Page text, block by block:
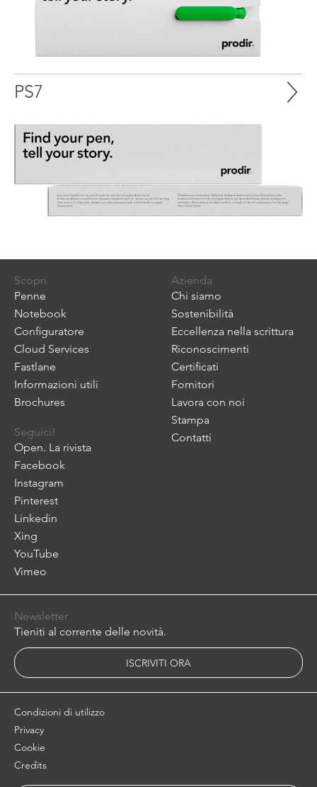
PS7
Scopri
Penne
Notebook
Configuratore
Cloud Services
Fastlane
Informazioni utili
Brochures
Azienda
Chi siamo
Sostenibilità
Eccellenza nella scrittura
Riconoscimenti
Certificati
Fornitori
Lavora con noi
Stampa
Contatti
Seguici!
Open. La rivista
Facebook
Instagram
Pinterest
Linkedin
Xing
YouTube
Vimeo
Newsletter
Tieniti al corrente delle novità.
ISCRIVITI ORA
Condizioni di utilizzo
Privacy
Cookie
Credits